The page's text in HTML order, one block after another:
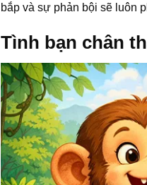
bắp và sự phản bội sẽ luôn
Tình bạn chân